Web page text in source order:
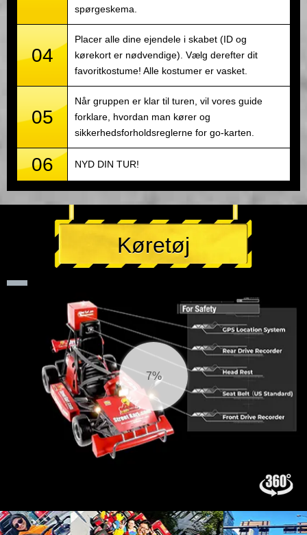
spørgeskema.
04
Placer alle dine ejendele i skabet (ID og
kørekort er nødvendige). Vælg derefter dit
favoritkostume! Alle kostumer er vasket.
05
Når gruppen er klar til turen, vil vores guide
forklare, hvordan man kører og
sikkerhedsforholdsreglerne for go-karten.
06 NYD DIN TUR!
Køretøj
8%